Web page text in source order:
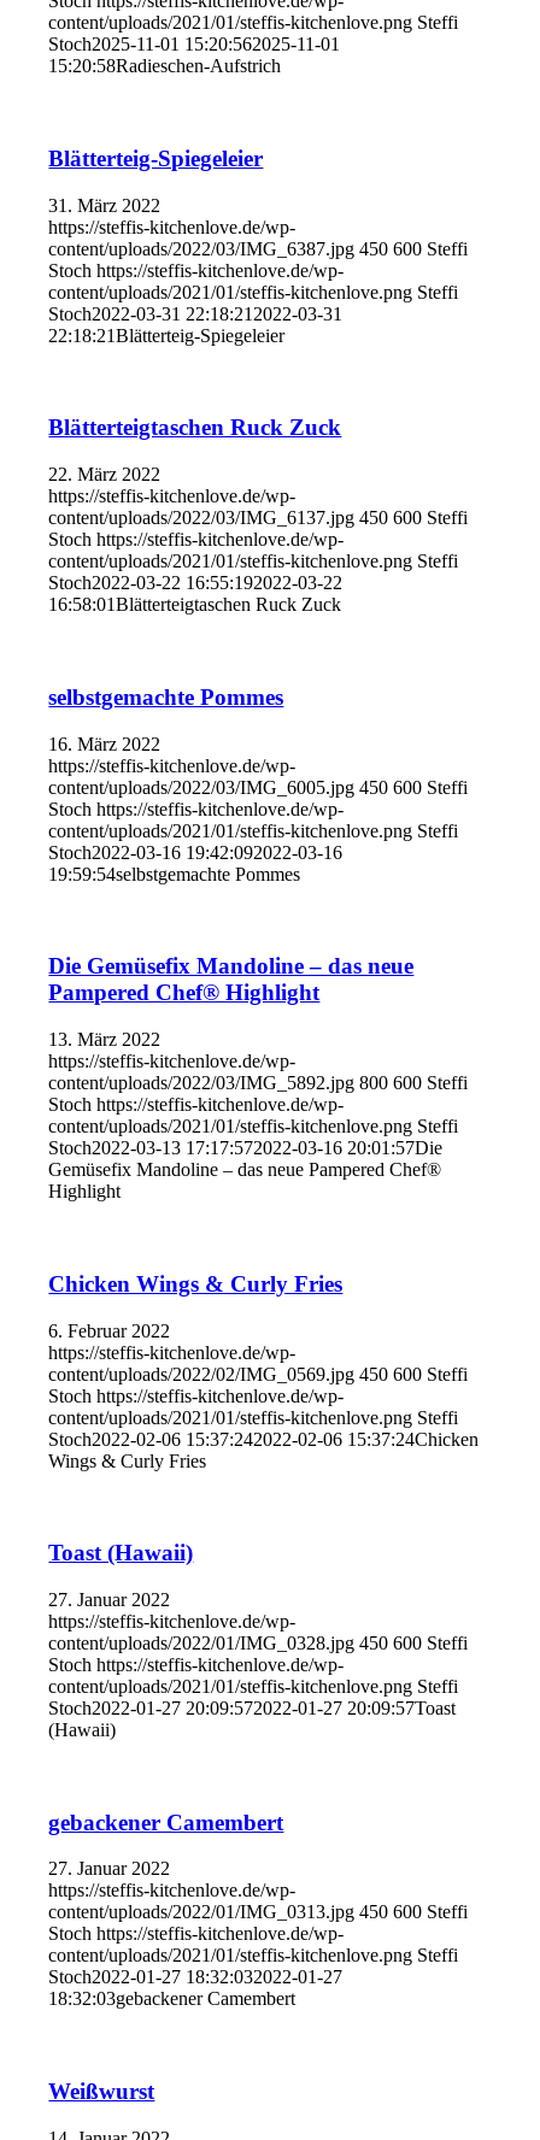
content/uploads/2021/01/steffis-kitchenlove.png Steffi
Stoch2025-11-01 15:20:562025-11-01
15:20:58Radieschen-Aufstrich
Blätterteig-Spiegeleier
31. März 2022
https://steffis-kitchenlove.de/wp-
content/uploads/2022/03/IMG_6387.jpg 450 600 Steffi
Stoch https://steffis-kitchenlove.de/wp-
content/uploads/2021/01/steffis-kitchenlove.png Steffi
Stoch2022-03-31 22:18:21 2022-03-31
22:18:21Blätterteig-Spiegeleier
Blätterteigtaschen Ruck Zuck
22. März 2022
https://steffis-kitchenlove.de/wp-
content/uploads/2022/03/IMG_6137.jpg 450 600 Steffi
Stoch https://steffis-kitchenlove.de/wp-
content/uploads/2021/01/steffis-kitchenlove.png Steffi
Stoch2022-03-22 16:55:192022-03-22
16:58:01Blätterteigtaschen Ruck Zuck
selbstgemachte Pommes
16. März 2022
https://steffis-kitchenlove.de/wp-
content/uploads/2022/03/IMG_6005.jpg 450 600 Steffi
Stoch https://steffis-kitchenlove.de/wp-
content/uploads/2021/01/steffis-kitchenlove.png Steffi
Stoch2022-03-16 19:42:092022-03-16
19:59:54selbstgemachte Pommes
Die Gemüsefix Mandoline – das neue
Pampered Chef® Highlight
13. März 2022
https://steffis-kitchenlove.de/wp-
content/uploads/2022/03/IMG_5892.jpg 800 600 Steffi
Stoch https://steffis-kitchenlove.de/wp-
content/uploads/2021/01/steffis-kitchenlove.png Steffi
Stoch2022-03-13 17:17:572022-03-16 20:01:57Die
Gemüsefix Mandoline – das neue Pampered Chef®
Highlight
Chicken Wings & Curly Fries
6. Februar 2022
https://steffis-kitchenlove.de/wp-
content/uploads/2022/02/IMG_0569.jpg 450 600 Steffi
Stoch https://steffis-kitchenlove.de/wp-
content/uploads/2021/01/steffis-kitchenlove.png Steffi
Stoch2022-02-06 15:37:242022-02-06 15:37:24Chicken
Wings & Curly Fries
Toast (Hawaii)
27. Januar 2022
https://steffis-kitchenlove.de/wp-
content/uploads/2022/01/IMG_0328.jpg 450 600 Steffi
Stoch https://steffis-kitchenlove.de/wp-
content/uploads/2021/01/steffis-kitchenlove.png Steffi
Stoch2022-01-27 20:09:572022-01-27 20:09:57Toast
(Hawaii)
gebackener Camembert
27. Januar 2022
https://steffis-kitchenlove.de/wp-
content/uploads/2022/01/IMG_0313.jpg 450 600 Steffi
Stoch https://steffis-kitchenlove.de/wp-
content/uploads/2021/01/steffis-kitchenlove.png Steffi
Stoch2022-01-27 18:32:032022-01-27
18:32:03gebackener Camembert
Weißwurst